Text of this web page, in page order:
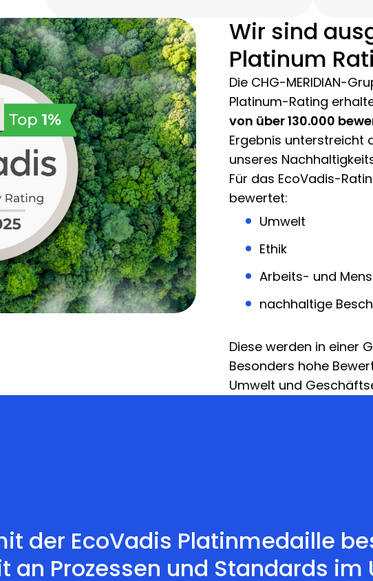
Wir sind
Platinum
Die CHG-MERIDIAN-
Platinum-Rating
von über 130.000
Ergebnis unterstreicht
unseres
Für das EcoVadis-
bewertet:
Umwelt
Ethik
Arbeits- und
nachhaltige
Diese werden in einer
Besonders hohe
Umwelt und
der EcoVadis Platinmedaille
an Prozessen und Standards im